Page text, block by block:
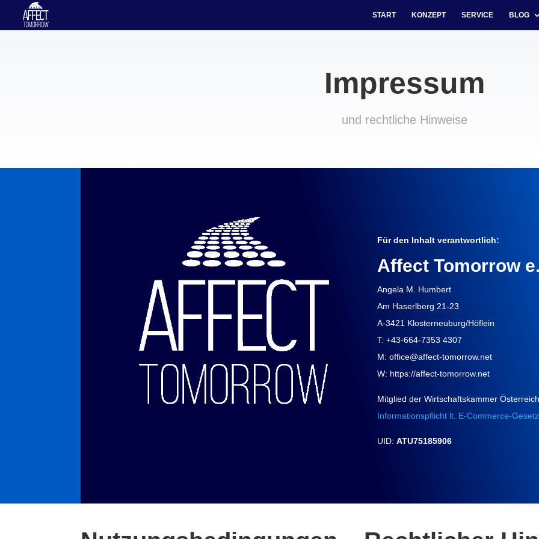
START KONZEPT SERVICE BLOG
Impressum
und rechtliche Hinweise
Für den Inhalt verantwortlich:
Affect Tomorrow
Angela M. Humbert
Am Haserlberg 21-23
A-3421 Klosterneuburg/Höflein
T: +43-664-7353 4307
M: office@affect-tomorrow.net
W: https://affect-tomorrow.net
Mitglied der Wirtschaftskammer Österreich
Informationspflicht lt. E-Commerce-Gesetz
UID: ATU75185906